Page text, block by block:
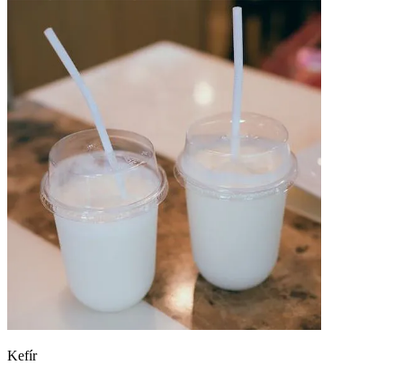
Kefír